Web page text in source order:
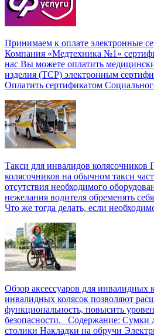
Принимаем к оплате электронные
Компания «Медтехника №1»
нас Вы можете оплатить
изделия (ТСР) электронным
Оплатить сертификатом
Такси для инвалидов колясочников
колясочников на обычном такси
отсутствия необходимого
нежелания водителя обременять
Что же тогда делать, если
Обзор аксессуаров для инвалидных
инвалидных колясок позволяют
функциональность, повысить
безопасности. Содержание: Сумки
столики Накладки на обручи